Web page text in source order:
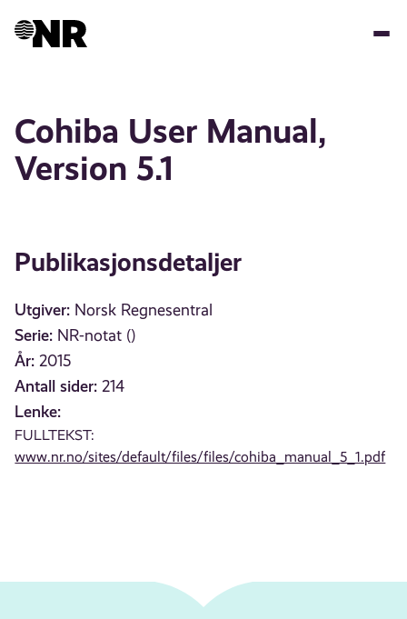
Cohiba User Manual,
Version 5.1
Publikasjonsdetaljer
Utgiver: Norsk Regnesentral
Serie: NR-notat ()
År: 2015
Antall sider: 214
Lenke:
FULLTEKST:
www.nr.no/sites/default/files/files/cohiba_manual_5_1.pdf